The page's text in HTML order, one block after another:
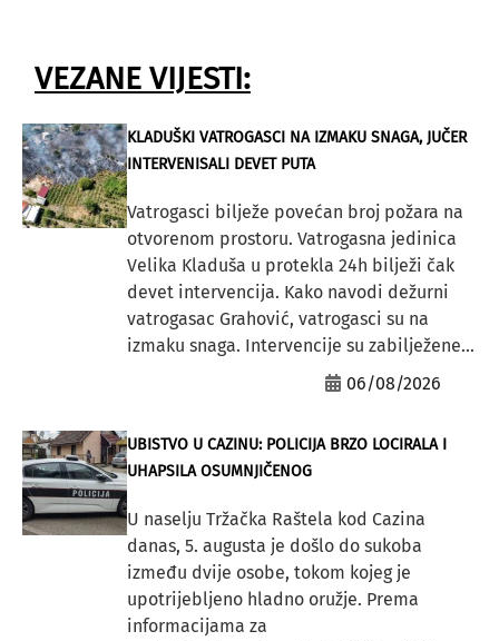
VEZANE VIJESTI:
KLADUŠKI VATROGASCI NA IZMAKU SNAGA, JUČER
INTERVENISALI DEVET PUTA
Vatrogasci bilježe povećan broj požara na
otvorenom prostoru. Vatrogasna jedinica
Velika Kladuša u protekla 24h bilježi čak
devet intervencija. Kako navodi dežurni
vatrogasac Grahović, vatrogasci su na
izmaku snaga. Intervencije su zabilježene...
06/08/2026
UBISTVO U CAZINU: POLICIJA BRZO LOCIRALA I
UHAPSILA OSUMNJIČENOG
U naselju Tržačka Raštela kod Cazina
danas, 5. augusta je došlo do sukoba
između dvije osobe, tokom kojeg je
upotrijebljeno hladno oružje. Prema
informacijama za